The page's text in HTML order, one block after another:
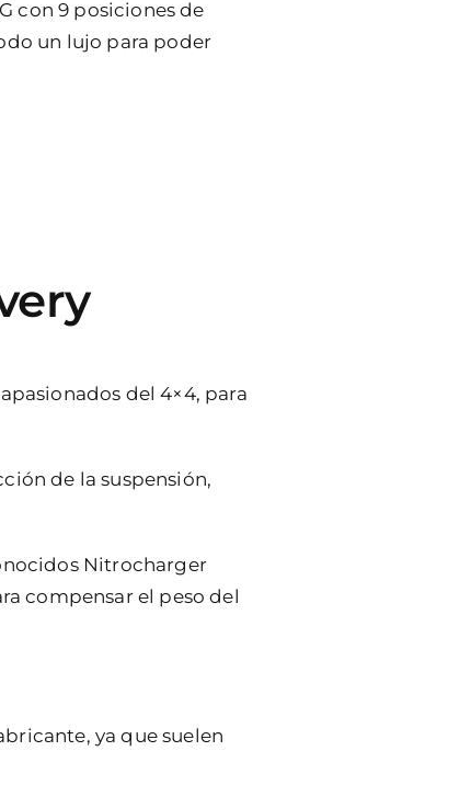
con 9 posiciones de
un lujo para poder
del 4×4, para
de la suspensión,
Nitrocharger
compensar el peso del
ya que suelen